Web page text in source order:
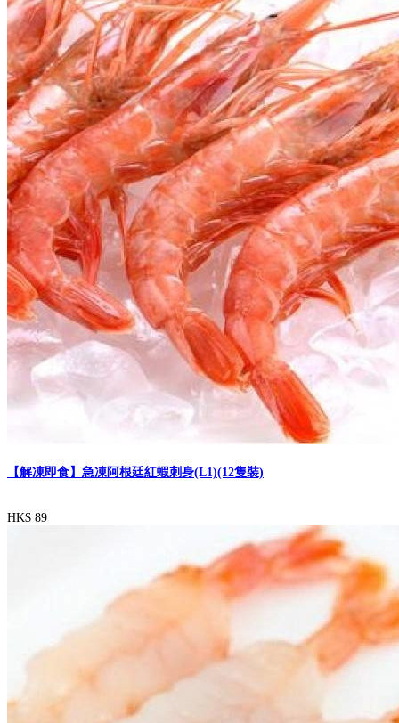
【解凍即食】急凍阿根廷紅蝦刺身(L1)(12隻裝)
HK$ 89